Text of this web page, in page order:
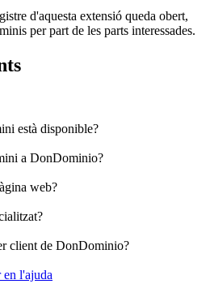
d'aquesta extensió queda obert,
per part de les parts interessades.
està disponible?
a DonDominio?
web?
client de DonDominio?
en l'ajuda